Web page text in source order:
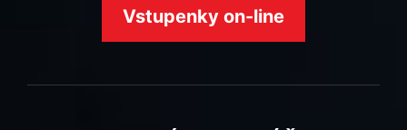
Vstupenky on-line